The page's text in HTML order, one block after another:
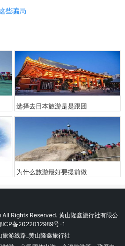
些骗局
选择去日本旅游是是跟团
为什么旅游最好要提前做
Rights Reserved. 黄山隆鑫旅行社有限公
ICP备2022012989号-1
旅游线路_黄山隆鑫旅行社